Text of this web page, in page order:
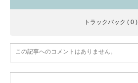
トラックバック ( 0 )
この記事へのコメントはありません。